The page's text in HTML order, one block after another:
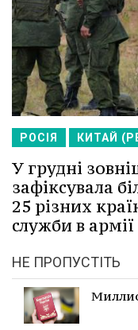
РОСІЯ КИТАЙ
У грудні
зафіксувала
25 різних
служби в
НЕ ПРОПУСТІТЬ